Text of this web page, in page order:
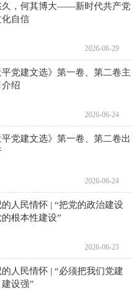
久，何其博大——新时代共产党
化自信
2026-06-29
平党建文选》第一卷、第二卷主
绍
2026-06-24
平党建文选》第一卷、第二卷出
2026-06-24
人民情怀 | “把党的政治建设
根本性建设”
2026-06-23
人民情怀 | “必须把我们党建
设强”